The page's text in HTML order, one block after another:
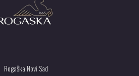
Rogaška Novi Sad